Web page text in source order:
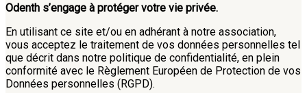
Odenth s’engage à protéger votre vie privée.
En utilisant ce site et/ou en adhérant à notre association,
vous acceptez le traitement de vos données personnelles tel
que décrit dans notre politique de confidentialité, en plein
conformité avec le Règlement Européen de Protection de vos
Données personnelles (RGPD).